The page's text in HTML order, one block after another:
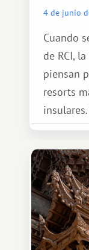
4 de junio
Cuando
de RCI,
piensan
resorts
de
África,
diferente.